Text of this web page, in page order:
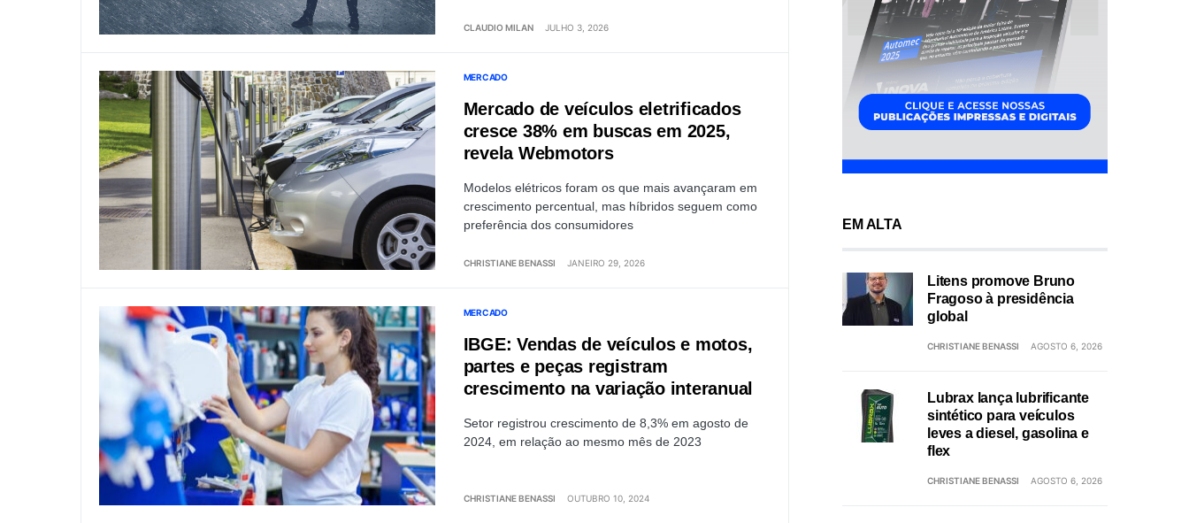
CLAUDIO MILAN JULHO 3, 2026
MERCADO
Mercado de veículos eletrificados
cresce 38% em buscas em 2025,
revela Webmotors
Modelos elétricos foram os que mais avançaram em
crescimento percentual, mas híbridos seguem como
preferência dos consumidores
CHRISTIANE BENASSI JANEIRO 29, 2026
MERCADO
IBGE: Vendas de veículos e motos,
partes e peças registram
crescimento na variação interanual
Setor registrou crescimento de 8,3% em agosto de
2024, em relação ao mesmo mês de 2023
CHRISTIANE BENASSI OUTUBRO 10, 2024
EM ALTA
Litens promove Bruno
Fragoso à presidência
global
CHRISTIANE BENASSI AGOSTO 6, 2026
Lubrax lança lubrificante
sintético para veículos
leves a diesel, gasolina e
flex
CHRISTIANE BENASSI AGOSTO 6, 2026